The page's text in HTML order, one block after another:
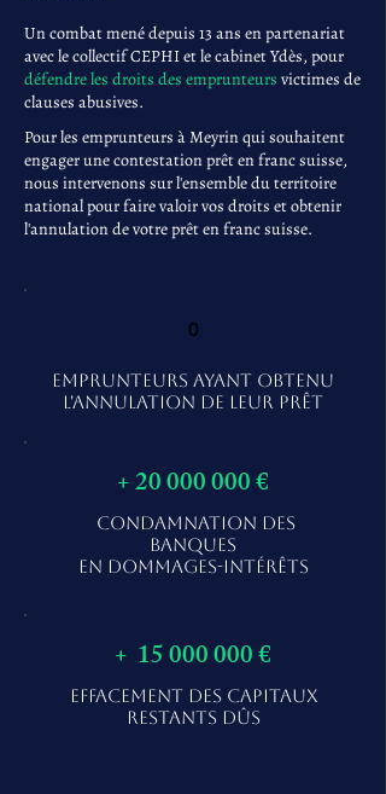
Un combat mené depuis 13 ans en partenariat
avec le collectif CEPHI et le cabinet Ydès, pour
défendre les droits des emprunteurs victimes de
clauses abusives.
Pour les emprunteurs à Meyrin qui souhaitent
engager une contestation prêt en franc suisse,
nous intervenons sur l'ensemble du territoire
national pour faire valoir vos droits et obtenir
l'annulation de votre prêt en franc suisse.
0
EMPRUNTEURS AYANT OBTENU
L'ANNULATION DE LEUR PRÊT
+20 000 000€
CONDAMNATION DES
BANQUES
EN DOMMAGES-INTÉRÊTS
+ 15 000 000€
EFFACEMENT DES CAPITAUX
RESTANTS DÛS